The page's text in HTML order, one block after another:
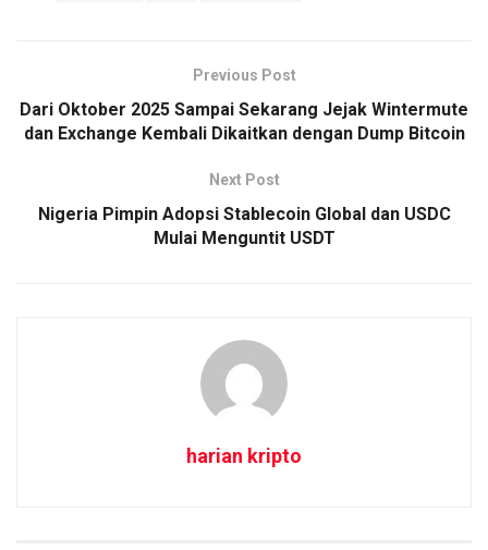
Previous Post
Dari Oktober 2025 Sampai Sekarang Jejak Wintermute
dan Exchange Kembali Dikaitkan dengan Dump Bitcoin
Next Post
Nigeria Pimpin Adopsi Stablecoin Global dan USDC
Mulai Menguntit USDT
harian kripto